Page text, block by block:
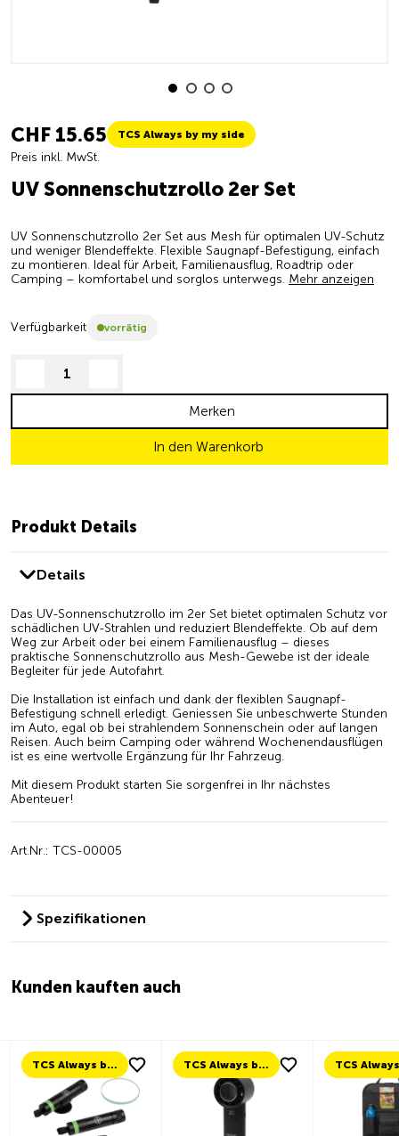
CHF 15.65 TCS Always by my side
Preis inkl. MwSt.
UV Sonnenschutzrollo 2er Set
UV Sonnenschutzrollo 2er Set aus Mesh für optimalen UV-Schutz
und weniger Blendeffekte. Flexible Saugnapf-Befestigung, einfach
zu montieren. Ideal für Arbeit, Familienausflug, Roadtrip oder
Camping – komfortabel und sorglos unterwegs. Mehr anzeigen
Verfügbarkeit vorrätig
decrease quantity
In den Warenkorb
Merken
Produkt Details
Details
Das UV-Sonnenschutzrollo im 2er Set bietet optimalen Schutz vor
schädlichen UV-Strahlen und reduziert Blendeffekte. Ob auf dem
Weg zur Arbeit oder bei einem Familienausflug – dieses
praktische Sonnenschutzrollo aus Mesh-Gewebe ist der ideale
Begleiter für jede Autofahrt.
Die Installation ist einfach und dank der flexiblen Saugnapf-
Befestigung schnell erledigt. Geniessen Sie unbeschwerte Stunden
im Auto, egal ob bei strahlendem Sonnenschein oder auf langen
Reisen. Auch beim Camping oder während Wochenendausflügen
ist es eine wertvolle Ergänzung für Ihr Fahrzeug.
Mit diesem Produkt starten Sie sorgenfrei in Ihr nächstes
Abenteuer!
Art.Nr.: TCS-00005
Spezifikationen
Kunden kauften auch
TCS Always by my side TCS Always by my side